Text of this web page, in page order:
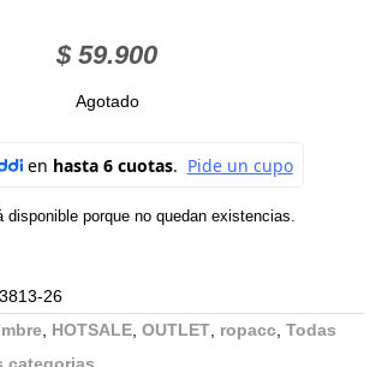
$59.900
Agotado
disponible porque no quedan existencias.
26
, HOTSALE, OUTLET, ropacc, Todas